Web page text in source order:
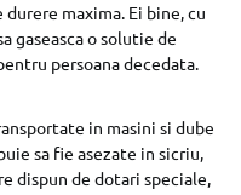
maxima. Ei bine, cu
gaseasca o solutie de
persoana decedata.
in masini si dube
sa fie asezate in sicriu,
dispun de dotari speciale,